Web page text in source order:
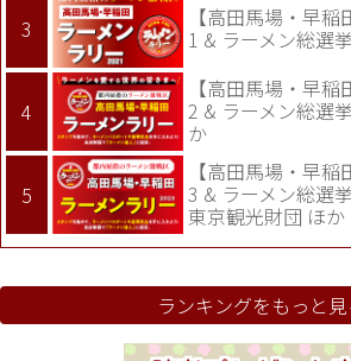
【高田馬場・早
1 & ラーメン総選挙
【高田馬場・早
2 & ラーメン総選
か
【高田馬場・早
3 & ラーメン総選
東京観光財団 ほか
ランキングをもっと見